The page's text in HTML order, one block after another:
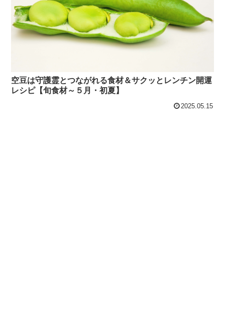
空豆は守護霊とつながれる食材＆サクッとレンチン開運
レシピ【旬食材～５月・初夏】
2025.05.15